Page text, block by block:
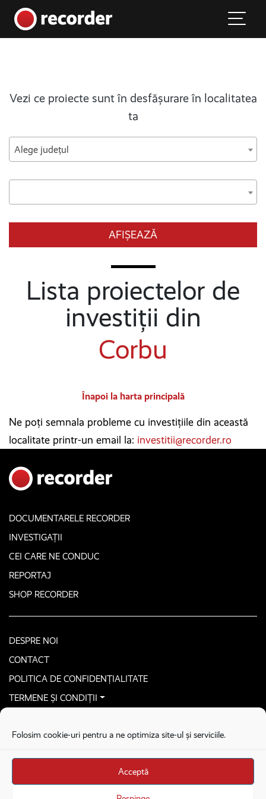
Folosim cookie-uri pentru a ne optimiza site-ul și serviciile.
Acceptă
Main Navigation
Vezi ce proiecte sunt în desfășurare în localitatea
ta
Alege județul
AFIȘEAZĂ
Lista proiectelor de
investiții din
Corbu
Înapoi la harta principală
Ne poți semnala probleme cu investițiile din această
localitate printr-un email la: investitii@recorder.ro
DOCUMENTARELE RECORDER
INVESTIGAȚII
CEI CARE NE CONDUC
REPORTAJ
SHOP RECORDER
DESPRE NOI
CONTACT
POLITICA DE CONFIDENȚIALITATE
TERMENE ȘI CONDIȚII
Stega creative
Brandul Recorder e operat de Asociația Recorder Community, sub licența SC